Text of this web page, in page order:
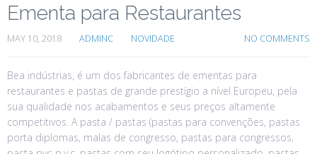
Ementa para Restaurantes
MAY 10, 2018 ADMINC NOVIDADE NO COMMENTS
Bea indústrias, é um dos fabricantes de ementas para
restaurantes e pastas de grande prestígio a nível Europeu, pela
sua qualidade nos acabamentos e seus preços altamente
competitivos. A pasta / pastas (pastas para convenções, pastas
porta diplomas, malas de congresso, pastas para congressos,